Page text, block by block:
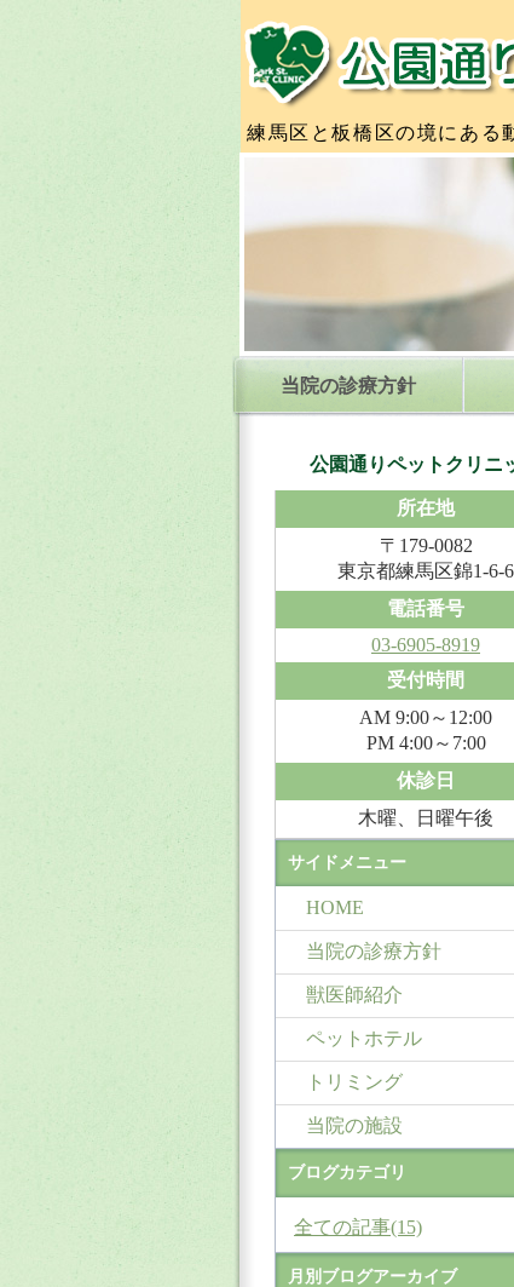
練馬区と板橋区の境にある
当院の診療方針
公園通りペットクリニ
所在地
〒179-0082
東京都練馬区錦1-6-6
電話番号
03-6905-8919
受付時間
AM 9:00～12:00
PM 4:00～7:00
休診日
木曜、日曜午後
サイドメニュー
HOME
当院の診療方針
獣医師紹介
ペットホテル
トリミング
当院の施設
ブログカテゴリ
全ての記事(15)
月別ブログアーカイブ